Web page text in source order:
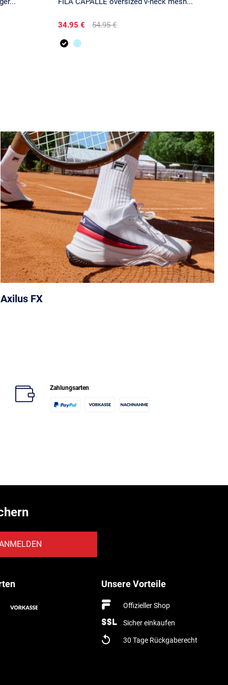
34.95 € 54.95 €
Axilus FX
Zahlungsarten
Unsere Vorteile
Offizieller Shop
Sicher einkaufen
30 Tage Rückgaberecht